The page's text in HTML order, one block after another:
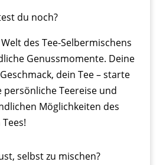
du noch?
des Tee-Selbermischens
Genussmomente. Deine
dein Tee – starte
Teereise und
Möglichkeiten des
selbst zu mischen?